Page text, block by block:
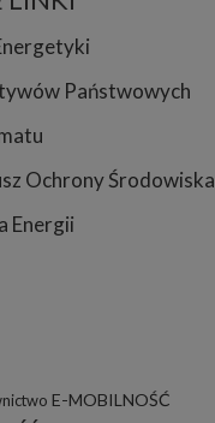
Państwowych
Ochrony Środowiska
Energii
E-MOBILNOŚĆ